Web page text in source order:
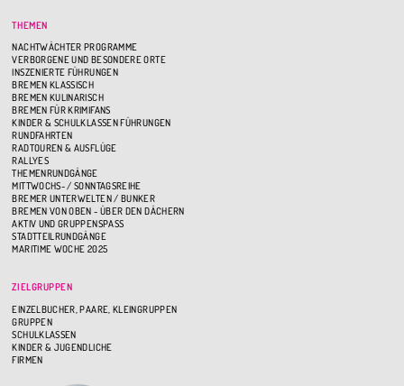
THEMEN
NACHTWÄCHTER PROGRAMME
VERBORGENE UND BESONDERE ORTE
INSZENIERTE FÜHRUNGEN
BREMEN KLASSISCH
BREMEN KULINARISCH
BREMEN FÜR KRIMIFANS
KINDER & SCHULKLASSEN FÜHRUNGEN
RUNDFAHRTEN
RADTOUREN & AUSFLÜGE
RALLYES
THEMENRUNDGÄNGE
MITTWOCHS- / SONNTAGSREIHE
BREMER UNTERWELTEN / BUNKER
BREMEN VON OBEN - ÜBER DEN DÄCHERN
AKTIV UND GRUPPENSPASS
STADTTEILRUNDGÄNGE
MARITIME WOCHE 2025
ZIELGRUPPEN
EINZELBUCHER, PAARE, KLEINGRUPPEN
GRUPPEN
SCHULKLASSEN
KINDER & JUGENDLICHE
FIRMEN